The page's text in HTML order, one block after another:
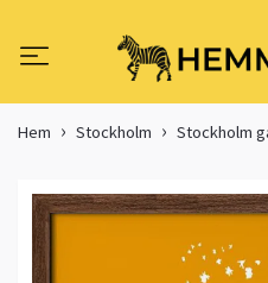
Hem Stockholm Stockholm